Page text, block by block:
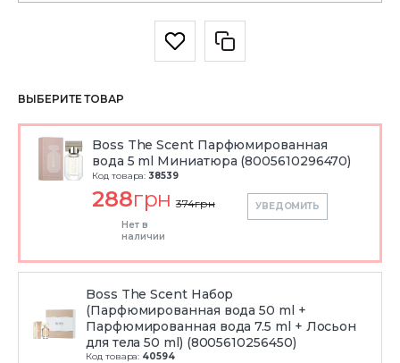
ВЫБЕРИТЕ ТОВАР
Boss The Scent Парфюмированная
вода 5 ml Миниатюра (8005610296470)
Код товара: 38539
288грн 374грн
Нет в
наличии
УВЕДОМИТЬ
Boss The Scent Набор
(Парфюмированная вода 50 ml +
Парфюмированная вода 7.5 ml + Лосьон
для тела 50 ml) (8005610256450)
Код товара: 40594